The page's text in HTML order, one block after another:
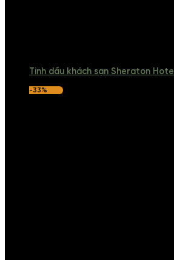
Tinh dầu khách sạn Sheraton Hotel
-33%